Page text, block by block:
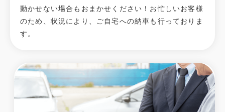
動かせない場合もおまかせください！お忙しいお客様
のため、状況により、ご自宅への納⾞も⾏っておりま
す。